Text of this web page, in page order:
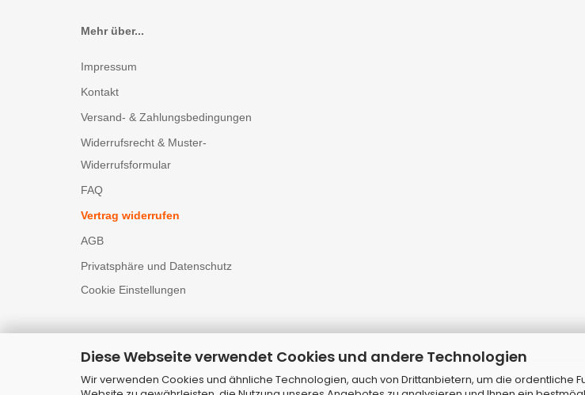
Diese Webseite verwendet Cookies und andere Technologien
Wir verwenden Cookies und ähnliche Technologien, auch von Drittanbietern, um die ordentliche
Mehr über...
Impressum
Kontakt
Versand- & Zahlungsbedingungen
Widerrufsrecht & Muster-
Widerrufsformular
FAQ
Vertrag widerrufen
AGB
Privatsphäre und Datenschutz
Cookie Einstellungen
Webshopby Gambio.de © 2026 |